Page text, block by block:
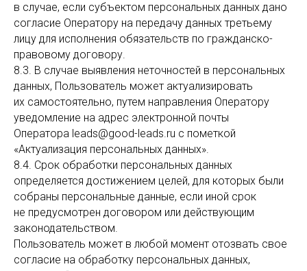
в случае, если субъектом персональных данных дано
согласие Оператору на передачу данных третьему
лицу для исполнения обязательств по гражданско-
правовому договору.
8.3. В случае выявления неточностей в персональных
данных, Пользователь может актуализировать
их самостоятельно, путем направления Оператору
уведомление на адрес электронной почты
Оператора leads@good-leads.ru с пометкой
«Актуализация персональных данных».
8.4. Срок обработки персональных данных
определяется достижением целей, для которых были
собраны персональные данные, если иной срок
не предусмотрен договором или действующим
законодательством.
Пользователь может в любой момент отозвать свое
согласие на обработку персональных данных,